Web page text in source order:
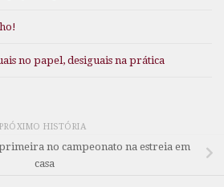
no papel, desiguais na prática
PRÓXIMO HISTÓRIA
no campeonato na estreia em
casa